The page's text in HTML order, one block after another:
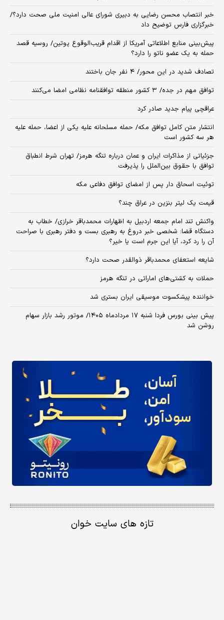
خبر انتصاب محسن رضایی به دبیری شورای عالی امنیت ملی صحت دارد؟/
خبرگزاری فارس توضیح داد
پیش‌بینی منابع اطلاعاتی آمریکا از اقدام قریب‌الوقوع پوتین/ روسیه قصد
حمله به یک عضو ناتو را دارد؟
تصادف شدید در این محور/ ۴ نفر جان باختند
توافق مهم در جده/ ۳ کشور منطقه توافقنامه نظامی امضا می‌کنند
عراقچی پیام جدید صادر کرد
انتشار متن کامل توافق مکه/ حمله مسلحانه علیه یکی از اعضا، حمله علیه
هر سه کشور است
جزئیاتی از مذاکرات ایران و عمان درباره تنگه هرمز/ تهران شرط انطباق
توافق با حقوق بین‌الملل را پذیرفت
توئیت اسحاق دار پس از امضای توافق دفاعی مکه
قیمت یک لیتر بنزین در عراق چند؟
واکنش تند امام جمعه اردبیل به اظهارات محمدباقر خرازی/ خطاب به
دستگاه قضا: شخصی خبر دروغ به رهبری بست و دفتر رهبری با صراحت
آن را رد کرد، آیا این جرم است یا خیر؟
شایعه استعفای محمدباقر ذوالقدر صحت دارد؟
حملات به کشتی‌های اماراتی در تنگه هرمز
خواننده پیشکسوت موسیقی ایران بستری شد
پیش بینی بورس فردا شنبه ۱۷ مردادماه ۱۴۰۵/ موتور رشد بازار سهام
روشن شد
تازه های سایت خوان